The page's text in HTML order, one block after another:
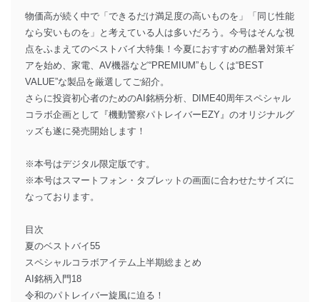
物価高が続く中で「できるだけ満足度の高いものを」「同じ性能
なら安いものを」と考えている人は多いだろう。今号はそんな視
点をふまえてのベストバイ大特集！今夏におすすめの酷暑対策ギ
アを始め、家電、AV機器など“PREMIUM”もしくは“BEST
VALUE”な製品を厳選してご紹介。
さらに投資初心者のためのAI銘柄分析、DIME40周年スペシャル
コラボ企画として『機動警察パトレイバーEZY』のオリジナルグ
ッズも遂に発売開始します！
※本号はデジタル限定版です。
※本号はスマートフォン・タブレットの画面に合わせたサイズに
なっております。
目次
夏のベストバイ55
スペシャルコラボアイテム上半期総まとめ
AI銘柄入門18
令和のパトレイバー旋風に迫る！